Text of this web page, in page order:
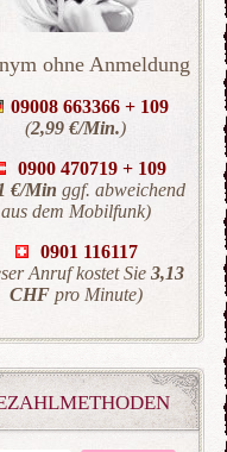
ohne Anmeldung
09008 663366 + 109
(2,99 €/Min.)
0900 470719 + 109
€/Min ggf. abweichend
aus dem Mobilfunk)
0901 116117
Anruf kostet Sie 3,13
CHFpro Minute)